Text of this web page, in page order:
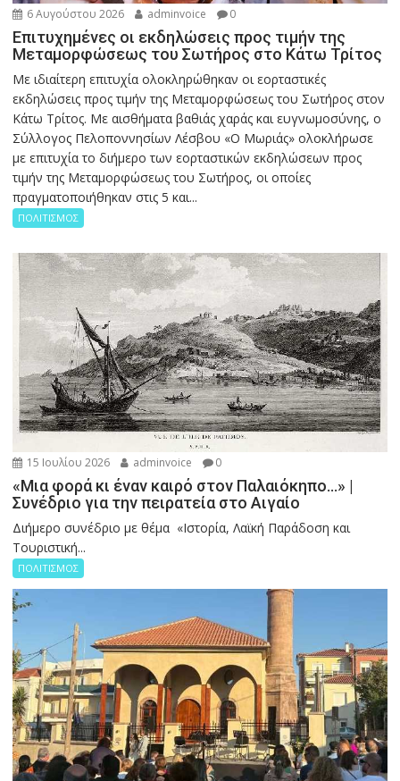
6 Αυγούστου 2026 adminvoice 0
Επιτυχημένες οι εκδηλώσεις προς τιμήν της
Μεταμορφώσεως του Σωτήρος στο Κάτω Τρίτος
Με ιδιαίτερη επιτυχία ολοκληρώθηκαν οι εορταστικές
εκδηλώσεις προς τιμήν της Μεταμορφώσεως του Σωτήρος στον
Κάτω Τρίτος. Με αισθήματα βαθιάς χαράς και ευγνωμοσύνης, ο
Σύλλογος Πελοποννησίων Λέσβου «Ο Μωριάς» ολοκλήρωσε
με επιτυχία το διήμερο των εορταστικών εκδηλώσεων προς
τιμήν της Μεταμορφώσεως του Σωτήρος, οι οποίες
πραγματοποιήθηκαν στις 5 και...
ΠΟΛΙΤΙΣΜΟΣ
15 Ιουλίου 2026 adminvoice 0
«Μια φορά κι έναν καιρό στον Παλαιόκηπο…» |
Συνέδριο για την πειρατεία στο Αιγαίο
Διήμερο συνέδριο με θέμα «Ιστορία, Λαϊκή Παράδοση και
Τουριστική...
ΠΟΛΙΤΙΣΜΟΣ